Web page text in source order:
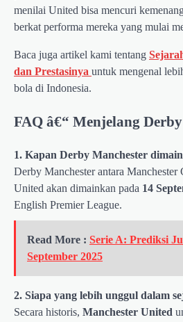
menilai United bisa mencuri
berkat performa mereka yang mulai
Baca juga artikel kami tentang
dan Prestasinya untuk mengenal
bola di Indonesia.
FAQ â€“ Menjelang
1. Kapan Derby Manchester
Derby Manchester antara Manchester
United akan dimainkan pada 14
English Premier League.
Read More : Serie A: Prediksi
September 2025
2. Siapa yang lebih unggul dalam
Secara historis, Manchester United